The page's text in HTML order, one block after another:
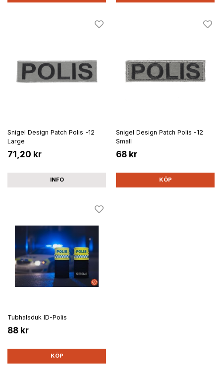
Snigel Design Patch Polis -12
Large
71,20 kr
INFO
Snigel Design Patch Polis -12
Small
68 kr
KÖP
Tubhalsduk ID-Polis
88 kr
KÖP